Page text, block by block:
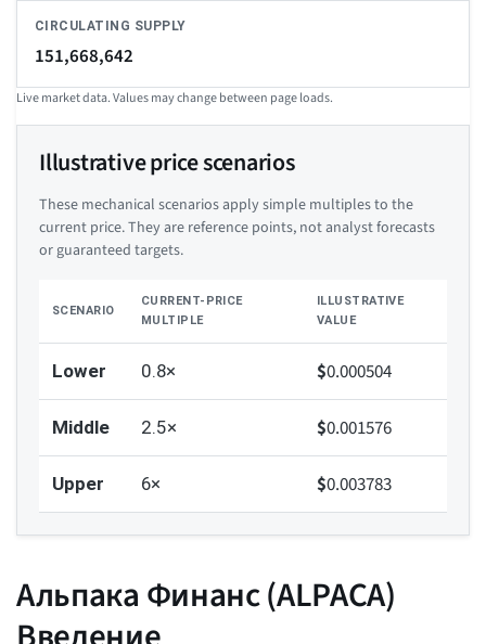
CIRCULATING SUPPLY
151,668,642
Live market data. Values may change between page loads.
Illustrative price scenarios
These mechanical scenarios apply simple multiples to the
current price. They are reference points, not analyst forecasts
or guaranteed targets.
SCENARIO
CURRENT-PRICE
MULTIPLE
ILLUSTRATIVE
VALUE
Lower 0.8× $0.000504
Middle 2.5× $0.001576
Upper 6× $0.003783
Альпака Финанс (ALPACA)